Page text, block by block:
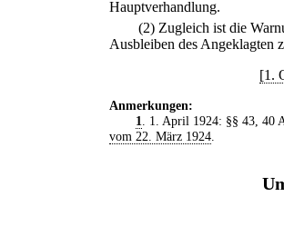
Hauptverhandlung.
(2) Zugleich ist die
Ausbleiben des Angeklagten
[1.
Anmerkungen:
1. 1. April 1924: §§ 43, 40
vom 22. März 1924.